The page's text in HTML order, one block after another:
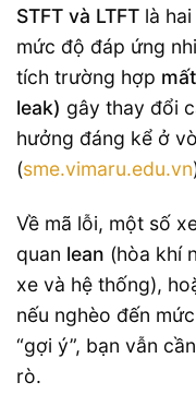
STFT và LTFT là
mức độ đáp ứng
tích trường hợp
leak) gây thay đổi
hưởng đáng kể ở
(sme.vimaru.edu.vn
Về mã lỗi, một số
quan lean (hòa khí
xe và hệ thống),
nếu nghèo đến
“gợi ý”, bạn vẫn
rò.